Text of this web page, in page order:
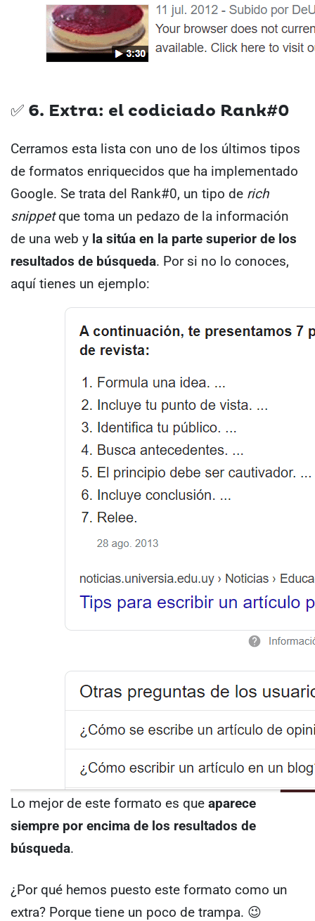
✅ 6. Extra: el codiciado Rank#0
Cerramos esta lista con uno de los últimos tipos
de formatos enriquecidos que ha implementado
Google. Se trata del Rank#0, un tipo de rich
snippetque toma un pedazo de la información
de una web y la sitúa en la parte superior de los
resultados de búsqueda. Por si no lo conoces,
aquí tienes un ejemplo:
Lo mejor de este formato es que aparece
siempre por encima de los resultados de
búsqueda.
¿Por qué hemos puesto este formato como un
extra? Porque tiene un poco de trampa. 😉